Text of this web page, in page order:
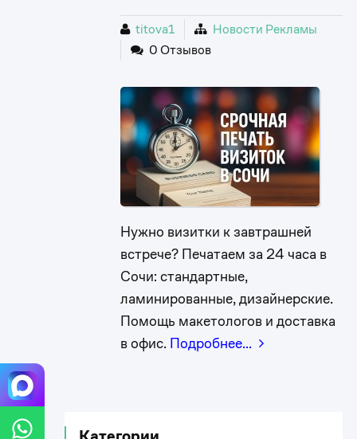
titova1
Новости Рекламы
0 Отзывов
Нужно визитки к завтрашней
встрече? Печатаем за 24 часа в
Сочи: стандартные,
ламинированные, дизайнерские.
Помощь макетологов и доставка
в офис. Подробнее…